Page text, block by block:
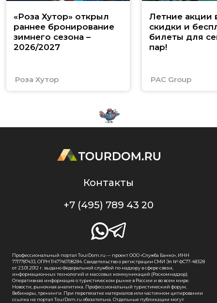
«Роза Хутор» открыл
раннее бронирование
зимнего сезона –
2026/2027
Роза Хутор
Летние акции
скидки и
билеты для
пар!
PAC Group
Контакты
+7 (495) 789 43 20
Профессиональный портал TourDom.ru — проект ООО «Служба Банко», ИНН
7717787433, ОГРН 1147746708284. Свидетельство о регистрации СМИ Эл № ФС77-48328
от 23.01.2012 г. выдано Федеральной службой по надзору в сфере связи,
информационных технологий и массовых коммуникаций (Роскомнадзор).
Оперативная информация о туристическом рынке в России и во всем мире.
Новости, рыночная аналитика. Профессиональный туристический форум.
Вебинары, тренинги. При перепечатке материалов или частичном цитировании
ссылка на портал TourDom.ru обязательна. Отдельные публикации могут